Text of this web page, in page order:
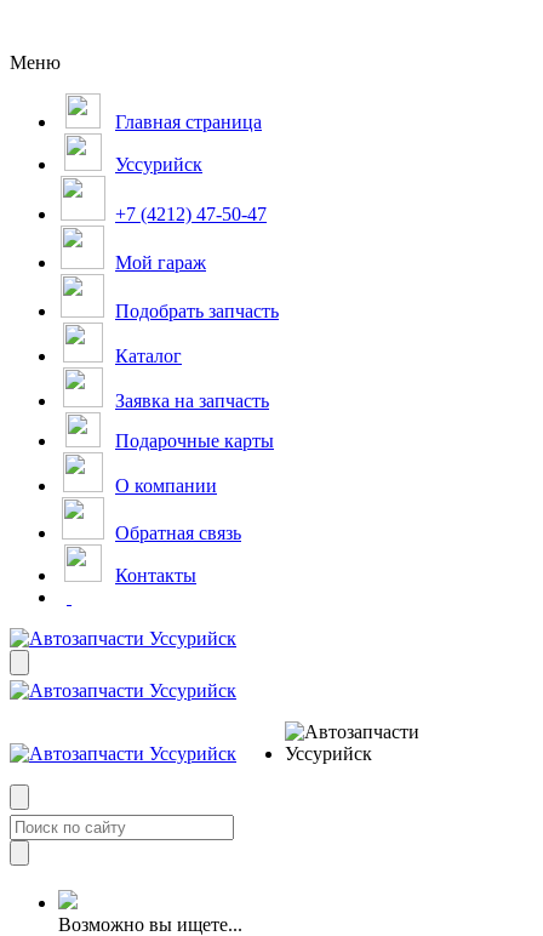
Меню
Главная страница
Уссурийск
+7 (4212) 47-50-47
Мой гараж
Подобрать запчасть
Каталог
Заявка на запчасть
Подарочные карты
О компании
Обратная связь
Контакты
Возможно вы ищете...